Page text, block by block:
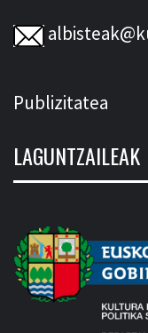
Publizitatea
LAGUNTZAILEAK